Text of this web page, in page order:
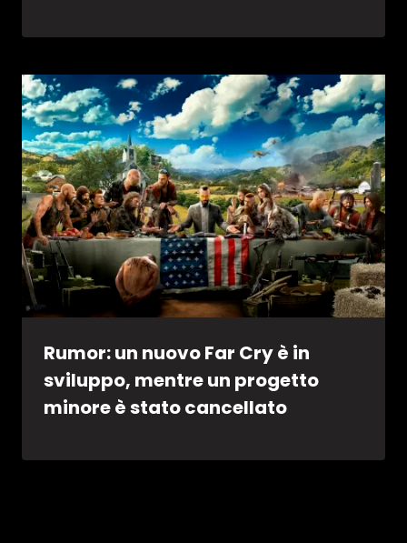
Rumor: un nuovo Far Cry è in
sviluppo, mentre un progetto
minore è stato cancellato